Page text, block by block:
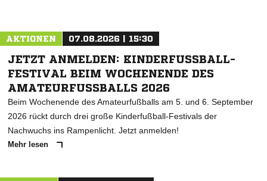
AKTIONEN 07.08.2026 | 15:30
JETZT ANMELDEN: KINDERFUSSBALL-F
ESTIVAL BEIM WOCHENENDE DES A
MATEURFUSSBALLS 2026
Beim Wochenende des Amateurfußballs am 5. und 6. September
2026 rückt durch drei große Kinderfußball-Festivals der
Nachwuchs ins Rampenlicht. Jetzt anmelden!
Mehr lesen